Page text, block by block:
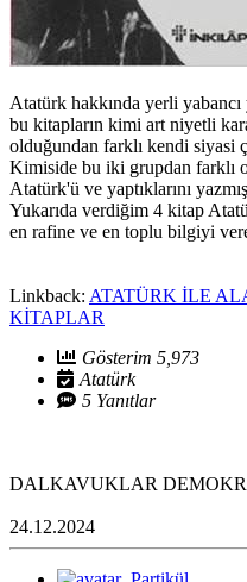
Atatürk hakkında yerli
bu kitapların kimi art niyetli
olduğundan farklı kendi siyasi
Kimiside bu iki grupdan farklı
Atatürk'ü ve yaptıklarını
Yukarıda verdiğim 4 kitap
en rafine ve en toplu bilgiyi
Linkback: ATATÜRK İLE
KİTAPLAR
Gösterim 5,973
Atatürk
5 Yanıtlar
DALKAVUKLAR
24.12.2024